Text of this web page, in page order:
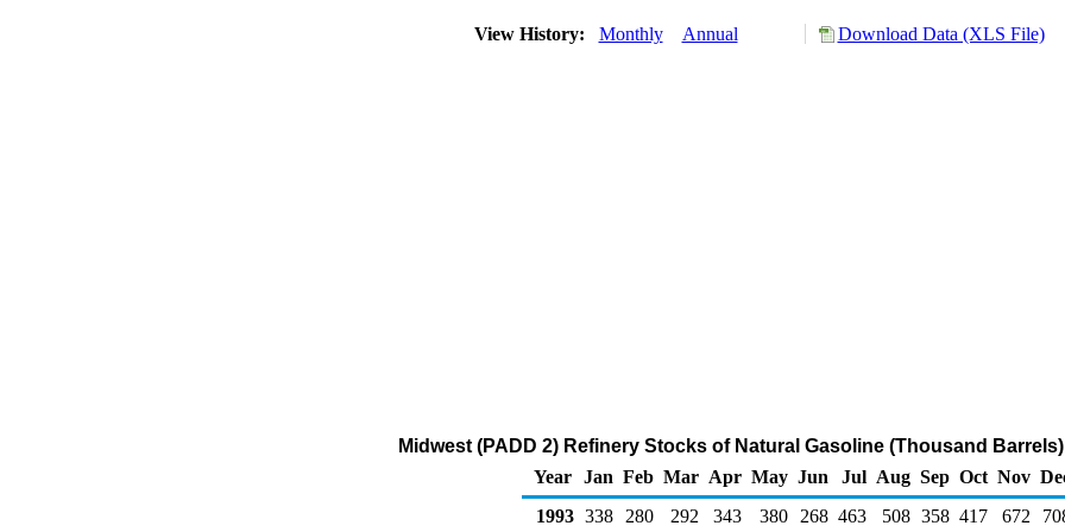
View History: Monthly Annual Download Data (XLS File)
Midwest (PADD 2) Refinery Stocks of Natural Gasoline (Thousand Barrels)
Year Jan Feb Mar Apr May Jun Jul Aug Sep Oct Nov
1993 338 280 292 343 380 268 463 508 358 417 672